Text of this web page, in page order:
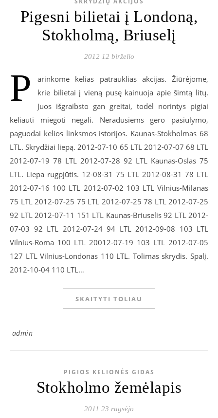
Pigesni bilietai į Londoną,
Stokholmą, Briuselį
2012 12 birželio
P
arinkome kelias patrauklias akcijas. Žiūrėjome,
krie bilietai į vieną pusę kainuoja apie šimtą litų.
Juos išgraibsto gan greitai, todėl norintys pigiai
keliauti miegoti negali. Neradusiems gero pasiūlymo,
paguodai kelios linksmos istorijos. Kaunas-Stokholmas 68
LTL. Skrydžiai liepą. 2012-07-10 65 LTL 2012-07-07 68 LTL
2012-07-19 78 LTL 2012-07-28 92 LTL Kaunas-Oslas 75
LTL. Liepa rugpjūtis. 12-08-31 75 LTL 2012-08-31 78 LTL
2012-07-16 100 LTL 2012-07-02 103 LTL Vilnius-Milanas
75 LTL 2012-07-25 75 LTL 2012-07-25 78 LTL 2012-07-25
92 LTL 2012-07-11 151 LTL Kaunas-Briuselis 92 LTL 2012-
07-03 92 LTL 2012-07-24 94 LTL 2012-09-08 103 LTL
Vilnius-Roma 100 LTL 20012-07-19 103 LTL 2012-07-05
127 LTL Vilnius-Londonas 110 LTL. Tolimas skrydis. Spalį.
2012-10-04 110 LTL…
SKAITYTI TOLIAU
admin
PIGIOS KELIONĖS GIDAS
Stokholmo žemėlapis
2011 23 rugsėjo